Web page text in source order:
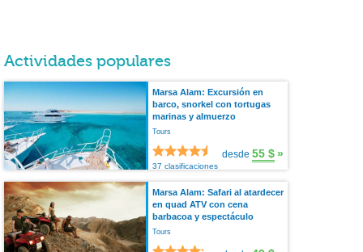
Actividades populares
Marsa Alam: Excursión en
barco, snorkel con tortugas
marinas y almuerzo
Tours
37 clasificaciones
desde 55 $»
Marsa Alam: Safari al atardecer
en quad ATV con cena
barbacoa y espectáculo
Tours